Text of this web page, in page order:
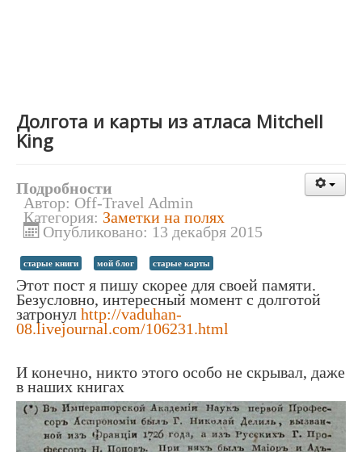
Долгота и карты из атласа Mitchell
King
Подробности
Автор: Off-Travel Admin
Категория: Заметки на полях
Опубликовано: 13 декабря 2015
старые книги мой блог старые карты
Этот пост я пишу скорее для своей памяти.
Безусловно, интересный момент с долготой
затронул http://vaduhan-
08.livejournal.com/106231.html
И конечно, никто этого особо не скрывал, даже
в наших книгах